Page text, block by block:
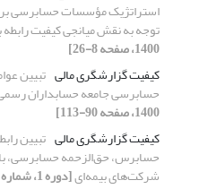
استراتژیک مؤسسات حسابرسی بر
توجه به نقش میانجی کیفیت
1400، صفحه 8-26]
کیفیت گزارشگری مالی تبیین
حسابرسی جامعه حسابداران
1400، صفحه 90-113]
کیفیت گزارشگری مالی تبیین
حسابرس، حق‌الزحمه حسابرسی،
شرکت‌های بیمه‌ای[دوره 1، شماره 2، 1399-1400، صفحه 132-155]